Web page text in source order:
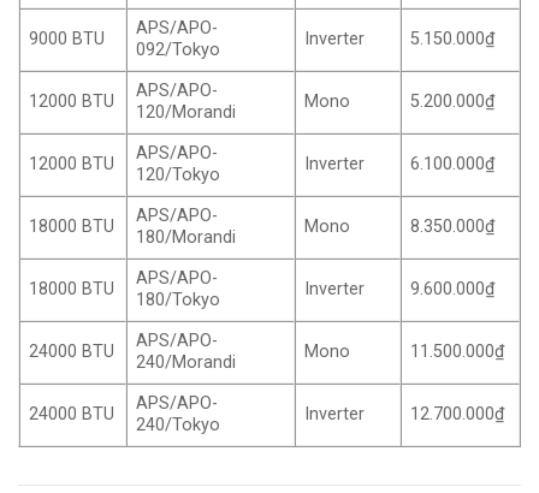
9000 BTU
APS/APO-
092/Tokyo
Inverter 5.150.000₫
12000 BTU
APS/APO-
120/Morandi
Mono 5.200.000₫
12000 BTU
APS/APO-
120/Tokyo
Inverter 6.100.000₫
18000 BTU
APS/APO-
180/Morandi
Mono 8.350.000₫
18000 BTU
APS/APO-
180/Tokyo
Inverter 9.600.000₫
24000 BTU
APS/APO-
240/Morandi
Mono 11.500.000₫
24000 BTU
APS/APO-
240/Tokyo
Inverter 12.700.000₫